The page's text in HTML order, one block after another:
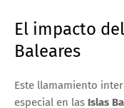
El impacto
Baleares
Este llamamiento
especial en las Islas